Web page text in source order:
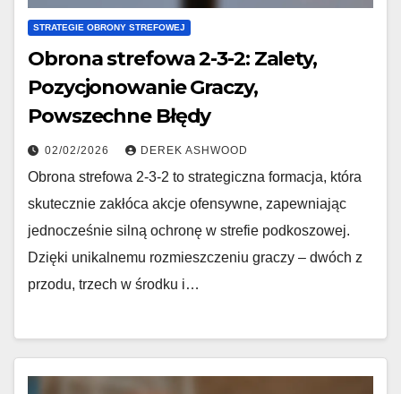
STRATEGIE OBRONY STREFOWEJ
Obrona strefowa 2-3-2: Zalety,
Pozycjonowanie Graczy,
Powszechne Błędy
02/02/2026 DEREK ASHWOOD
Obrona strefowa 2-3-2 to strategiczna formacja, która
skutecznie zakłóca akcje ofensywne, zapewniając
jednocześnie silną ochronę w strefie podkoszowej.
Dzięki unikalnemu rozmieszczeniu graczy – dwóch z
przodu, trzech w środku i…